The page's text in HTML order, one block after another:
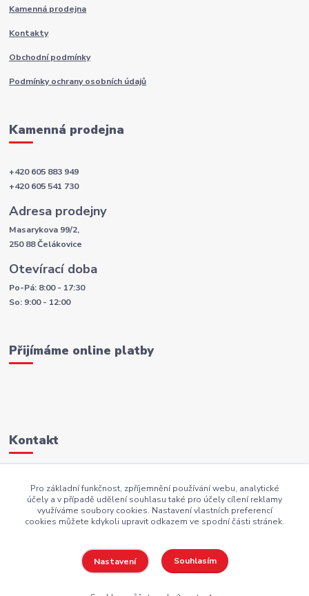
Kamenná prodejna
Kontakty
Obchodní podmínky
Podmínky ochrany osobních údajů
Kamenná prodejna
+420 605 883 949
+420 605 541 730
Adresa prodejny
Masarykova 99/2,
250 88 Čelákovice
Otevírací doba
Po-Pá: 8:00 - 17:30
So: 9:00 - 12:00
Přijímáme online platby
Kontakt
AKI.BS@seznam.cz
Pro základní funkčnost, zpříjemnění používání webu, analytické
účely a v případě udělení souhlasu také pro účely cílení reklamy
využíváme soubory cookies. Nastavení vlastních preferencí
cookies můžete kdykoli upravit odkazem ve spodní části stránek.
Nastavení Souhlasím